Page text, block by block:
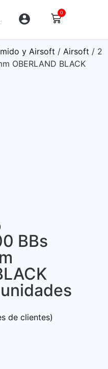
0
y Airsoft / Airsoft / 2
OBERLAND BLACK
BBs
de clientes)